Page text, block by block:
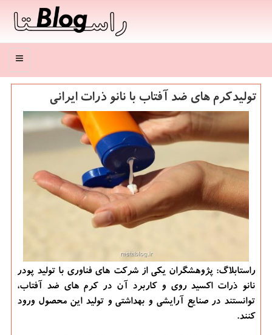
منو
تولیدكرم های ضد آفتاب با نانو ذرات ایرانی
راستابلاگ: پژوهشگران یكی از شركت های فناوری با تولید پودر
نانو ذرات اكسید روی و كاربرد آن در كرم های ضد آفتاب،
توانستند در صنایع آرایشی و بهداشتی و تولید این محصول ورود
كنند.